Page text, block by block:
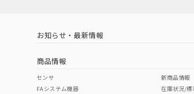
中国 RoHS 注意事項・凡例
中国 RoHS表
（イギリス
（ノルウェー
お知らせ・最新情報
商品情報
センサ
FAシステム機器
新商品情報
在庫状況/標